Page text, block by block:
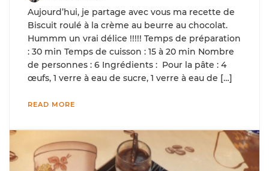
Aujourd’hui, je partage avec vous ma recette de
Biscuit roulé à la crème au beurre au chocolat.
Hummm un vrai délice !!!!! Temps de préparation
: 30 min Temps de cuisson : 15 à 20 min Nombre
de personnes : 6 Ingrédients : Pour la pâte : 4
œufs, 1 verre à eau de sucre, 1 verre à eau de […]
READ MORE